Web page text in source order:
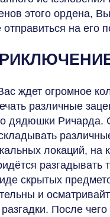
этого ордена,
на его
ждет огромное
различные
дядюшки Ричарда.
локаций, на
разгадывать
скрытых
и
После